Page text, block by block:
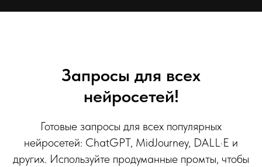
Запросы для всех
нейросетей!
Готовые запросы для всех популярных
нейросетей: ChatGPT, MidJourney, DALL·E и
других. Используйте продуманные промты, чтобы